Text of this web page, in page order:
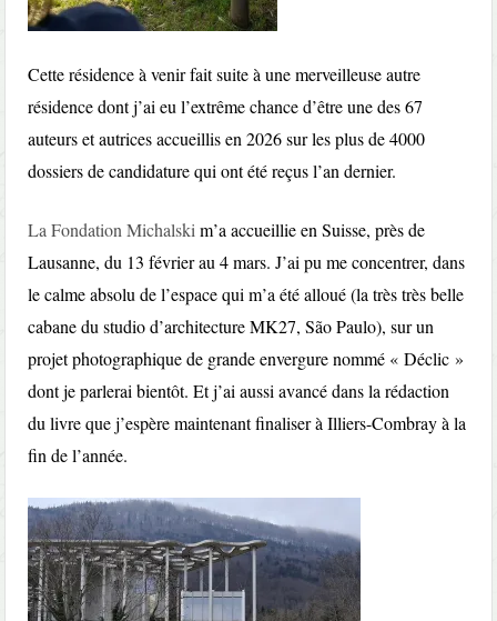
Cette résidence à venir fait suite à une merveilleuse autre
résidence dont j’ai eu l’extrême chance d’être une des 67
auteurs et autrices accueillis en 2026 sur les plus de 4000
dossiers de candidature qui ont été reçus l’an dernier.
La Fondation Michalski m’a accueillie en Suisse, près de
Lausanne, du 13 février au 4 mars. J’ai pu me concentrer, dans
le calme absolu de l’espace qui m’a été alloué (la très très belle
cabane du studio d’architecture MK27, São Paulo), sur un
projet photographique de grande envergure nommé « Déclic »
dont je parlerai bientôt. Et j’ai aussi avancé dans la rédaction
du livre que j’espère maintenant finaliser à Illiers-Combray à la
fin de l’année.